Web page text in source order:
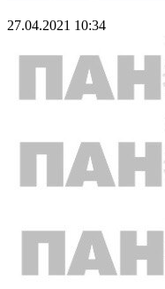
27.04.2021 10:34